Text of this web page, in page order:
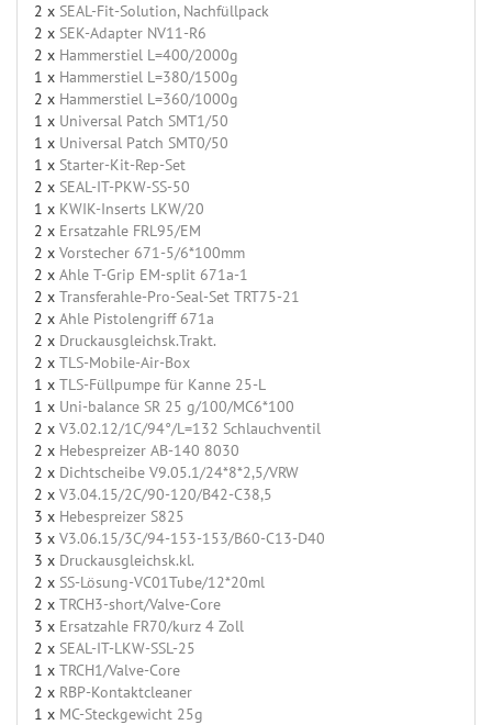
2 x SEAL-Fit-Solution, Nachfüllpack
2 x SEK-Adapter NV11-R6
2 x Hammerstiel L=400/2000g
1 x Hammerstiel L=380/1500g
2 x Hammerstiel L=360/1000g
1 x Universal Patch SMT1/50
1 x Universal Patch SMT0/50
1 x Starter-Kit-Rep-Set
2 x SEAL-IT-PKW-SS-50
1 x KWIK-Inserts LKW/20
2 x Ersatzahle FRL95/EM
2 x Vorstecher 671-5/6*100mm
2 x Ahle T-Grip EM-split 671a-1
2 x Transferahle-Pro-Seal-Set TRT75-21
2 x Ahle Pistolengriff 671a
2 x Druckausgleichsk.Trakt.
2 x TLS-Mobile-Air-Box
1 x TLS-Füllpumpe für Kanne 25-L
1 x Uni-balance SR 25 g/100/MC6*100
2 x V3.02.12/1C/94°/L=132 Schlauchventil
2 x Hebespreizer AB-140 8030
2 x Dichtscheibe V9.05.1/24*8*2,5/VRW
2 x V3.04.15/2C/90-120/B42-C38,5
3 x Hebespreizer S825
3 x V3.06.15/3C/94-153-153/B60-C13-D40
3 x Druckausgleichsk.kl.
2 x SS-Lösung-VC01Tube/12*20ml
2 x TRCH3-short/Valve-Core
3 x Ersatzahle FR70/kurz 4 Zoll
2 x SEAL-IT-LKW-SSL-25
1 x TRCH1/Valve-Core
2 x RBP-Kontaktcleaner
1 x MC-Steckgewicht 25g